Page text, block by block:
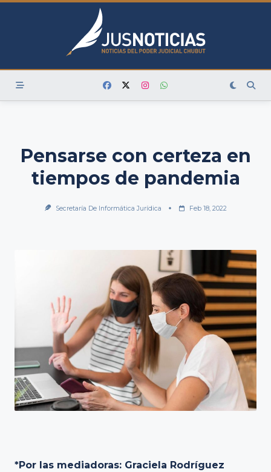
Skip
Pensarse con certeza en
tiempos de pandemia
Secretaría De Informática Jurídica Feb 18, 2022
*Por las mediadoras: Graciela Rodríguez